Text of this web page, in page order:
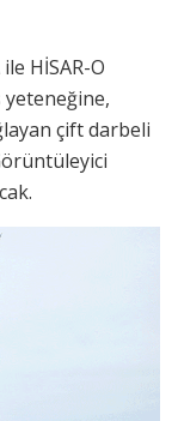
HİSAR-O
çift darbeli